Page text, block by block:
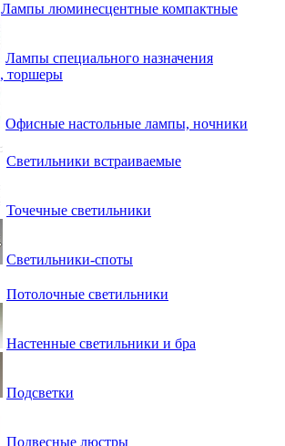
Лампы люминесцентные компактные
Лампы специального назначения
торшеры
Офисные настольные лампы, ночники
Светильники встраиваемые
Точечные светильники
Светильники-споты
Потолочные светильники
Настенные светильники и бра
Подсветки
Подвесные люстры